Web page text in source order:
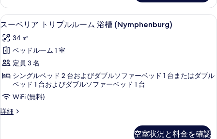
を
表
示
す
る
の
す
べ
て
の
写
を
表
ス
4
人
屋
(Herrenchiemsee)
詳
細
ス
ー
ペ
リ
ア
ト
リ
プ
スーペリア トリプルルーム 浴槽
6
スーペリア トリプルルーム 浴槽 (Nymphenburg)
34 ㎡
ベッドルーム 1 室
定員 3 名
シングルベッド 2 台およびダブルソファーベッド 1 台またはダブル
ベッド 1 台およびダブルソファーベッド 1 台
WiFi (無料)
詳細
ス
空室状況と料金を確認